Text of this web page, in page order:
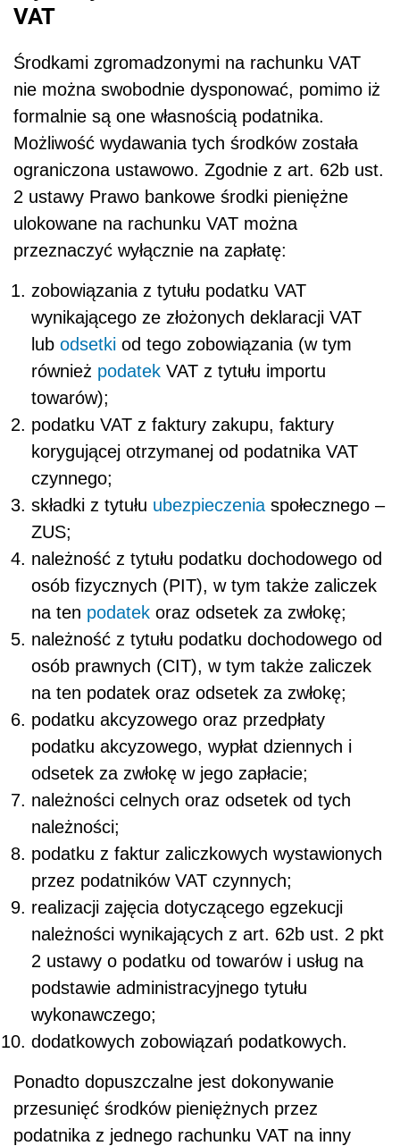
VAT
Środkami zgromadzonymi na rachunku VAT
nie można swobodnie dysponować, pomimo iż
formalnie są one własnością podatnika.
Możliwość wydawania tych środków została
ograniczona ustawowo. Zgodnie z art. 62b ust.
2 ustawy Prawo bankowe środki pieniężne
ulokowane na rachunku VAT można
przeznaczyć wyłącznie na zapłatę:
zobowiązania z tytułu podatku VAT
wynikającego ze złożonych deklaracji VAT
lub odsetki od tego zobowiązania (w tym
również podatek VAT z tytułu importu
towarów);
podatku VAT z faktury zakupu, faktury
korygującej otrzymanej od podatnika VAT
czynnego;
składki z tytułu ubezpieczenia społecznego –
ZUS;
należność z tytułu podatku dochodowego od
osób fizycznych (PIT), w tym także zaliczek
na ten podatek oraz odsetek za zwłokę;
należność z tytułu podatku dochodowego od
osób prawnych (CIT), w tym także zaliczek
na ten podatek oraz odsetek za zwłokę;
podatku akcyzowego oraz przedpłaty
podatku akcyzowego, wypłat dziennych i
odsetek za zwłokę w jego zapłacie;
należności celnych oraz odsetek od tych
należności;
podatku z faktur zaliczkowych wystawionych
przez podatników VAT czynnych;
realizacji zajęcia dotyczącego egzekucji
należności wynikających z art. 62b ust. 2 pkt
2 ustawy o podatku od towarów i usług na
podstawie administracyjnego tytułu
wykonawczego;
dodatkowych zobowiązań podatkowych.
Ponadto dopuszczalne jest dokonywanie
przesunięć środków pieniężnych przez
podatnika z jednego rachunku VAT na inny